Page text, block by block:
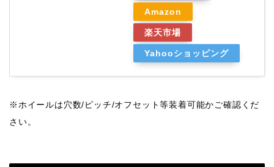
Amazon
楽天市場
Yahooショッピング
※ホイールは穴数/ピッチ/オフセット等装着可能かご確認くだ
さい。